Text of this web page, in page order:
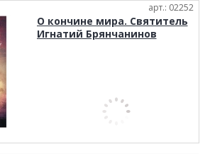
арт.: 02252
О кончине мира. Святитель
Игнатий Брянчанинов